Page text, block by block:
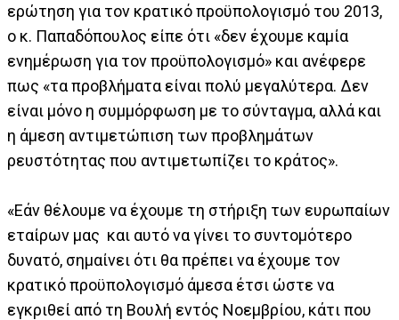
ερώτηση για τον κρατικό προϋπολογισμό του 2013,
ο κ. Παπαδόπουλος είπε ότι «δεν έχουμε καμία
ενημέρωση για τον προϋπολογισμό» και ανέφερε
πως «τα προβλήματα είναι πολύ μεγαλύτερα. Δεν
είναι μόνο η συμμόρφωση με το σύνταγμα, αλλά και
η άμεση αντιμετώπιση των προβλημάτων
ρευστότητας που αντιμετωπίζει το κράτος».
«Εάν θέλουμε να έχουμε τη στήριξη των ευρωπαίων
εταίρων μας και αυτό να γίνει το συντομότερο
δυνατό, σημαίνει ότι θα πρέπει να έχουμε τον
κρατικό προϋπολογισμό άμεσα έτσι ώστε να
εγκριθεί από τη Βουλή εντός Νοεμβρίου, κάτι που